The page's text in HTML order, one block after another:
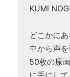
KUMI
どこかに
中から声を
50枚の原
に手にし